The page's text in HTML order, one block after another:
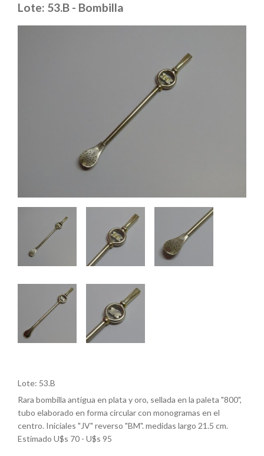
Lote: 53.B - Bombilla
Lote: 53.B
Rara bombilla antigua en plata y oro, sellada en la paleta "800",
tubo elaborado en forma circular con monogramas en el
centro. Iniciales "JV" reverso "BM". medidas largo 21.5 cm.
Estimado U$s 70 - U$s 95